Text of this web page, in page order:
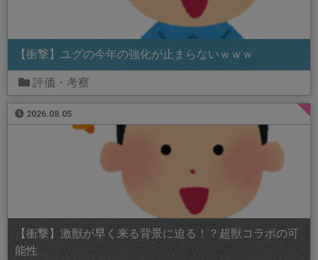
【衝撃】ユグの今年の強化が止まらないｗｗｗ
評価・考察
2026.08.05
【衝撃】激獣が早く来る背景に迫る！？超獣コラボの可
能性